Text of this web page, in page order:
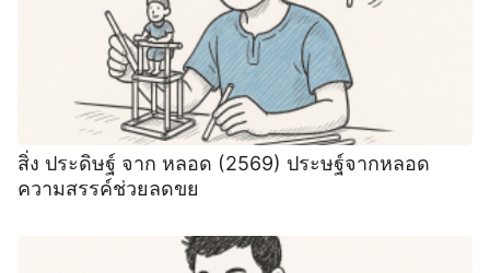
สิ่ง ประดิษฐ์ จาก หลอด (2569) ประษฐ์จากหลอด
ความสรรค์ช่วยลดขย